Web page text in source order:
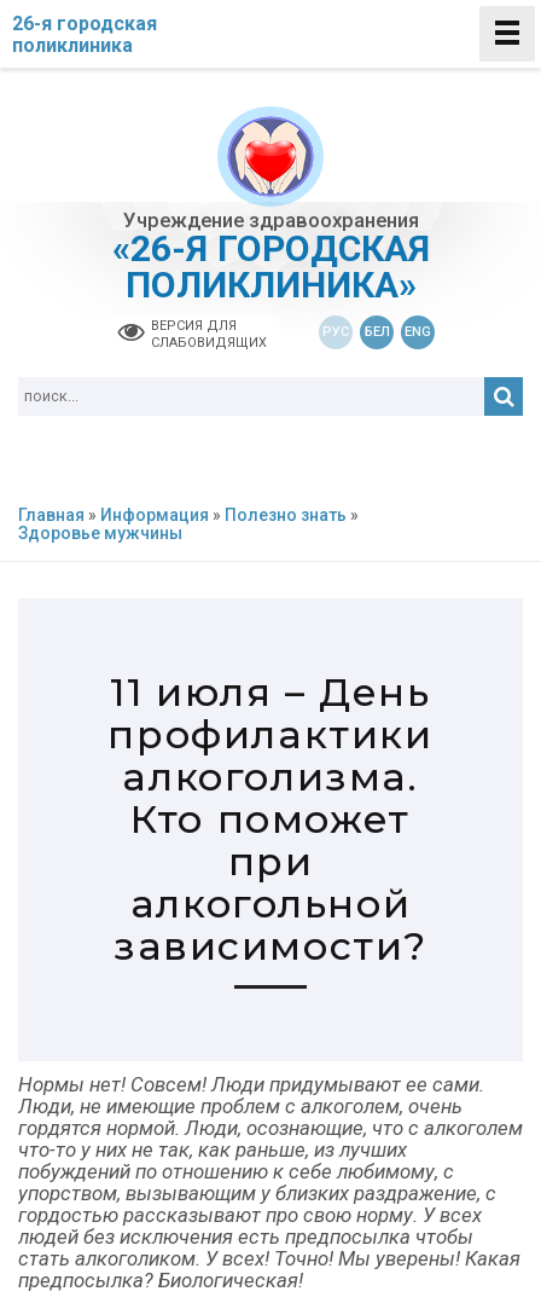
Учреждение здравоохранения
«26-Я ГОРОДСКАЯ
ПОЛИКЛИНИКА»
ВЕРСИЯ ДЛЯ
СЛАБОВИДЯЩИХ
РУС БЕЛ ENG
26-я городская
поликлиника
Главная » Информация » Полезно знать »
Здоровье мужчины
11 июля – День
профилактики
алкоголизма.
Кто поможет
при
алкогольной
зависимости?
Нормы нет! Совсем! Люди придумывают ее сами.
Люди, не имеющие проблем с алкоголем, очень
гордятся нормой. Люди, осознающие, что с алкоголем
что-то у них не так, как раньше, из лучших
побуждений по отношению к себе любимому, с
упорством, вызывающим у близких раздражение, с
гордостью рассказывают про свою норму. У всех
людей без исключения есть предпосылка чтобы
стать алкоголиком. У всех! Точно! Мы уверены! Какая
предпосылка? Биологическая!